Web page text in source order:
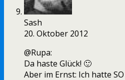
Sash
20. Oktober 2012
@Rupa:
Da haste Glück! 🙂
Aber im Ernst: Ich hatte